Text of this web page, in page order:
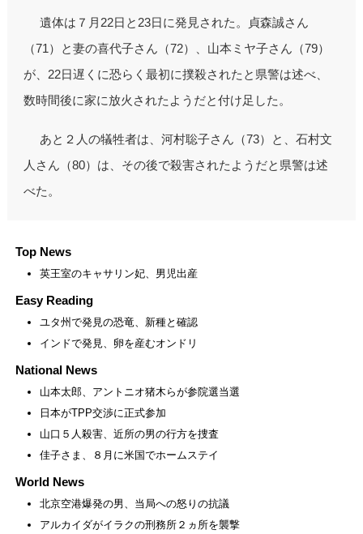
遺体は７月22日と23日に発見された。貞森誠さん
（71）と妻の喜代子さん（72）、山本ミヤ子さん（79）
が、22日遅くに恐らく最初に撲殺されたと県警は述べ、
数時間後に家に放火されたようだと付け足した。
あと２人の犠牲者は、河村聡子さん（73）と、石村文
人さん（80）は、その後で殺害されたようだと県警は述
べた。
Top News
英王室のキャサリン妃、男児出産
Easy Reading
ユタ州で発見の恐竜、新種と確認
インドで発見、卵を産むオンドリ
National News
山本太郎、アントニオ猪木らが参院選当選
日本がTPP交渉に正式参加
山口５人殺害、近所の男の行方を捜査
佳子さま、８月に米国でホームステイ
World News
北京空港爆発の男、当局への怒りの抗議
アルカイダがイラクの刑務所２ヵ所を襲撃